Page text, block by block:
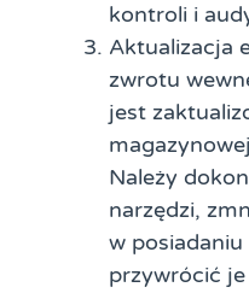
kontroli i
Aktualizacja
zwrotu
jest
Należy
narzędzi,
w
przywrócić